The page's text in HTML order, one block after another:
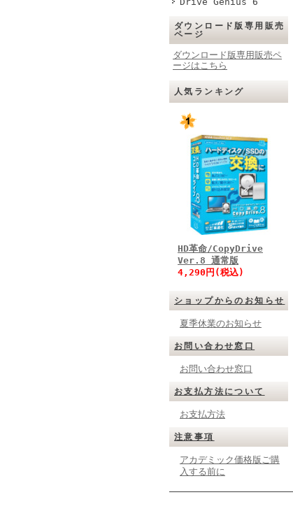
ダウンロード版専用販売
ページ
ダウンロード版専用販売ペ
ージはこちら
人気ランキング
HD革命/CopyDrive
Ver.8 通常版
4,290円(税込)
ショップからのお知らせ
夏季休業のお知らせ
お問い合わせ窓口
お問い合わせ窓口
お支払方法について
お支払方法
注意事項
アカデミック価格版ご購
入する前に